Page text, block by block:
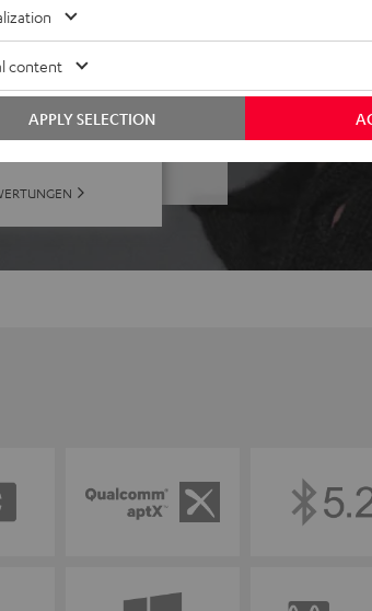
content
APPLY SELECTION